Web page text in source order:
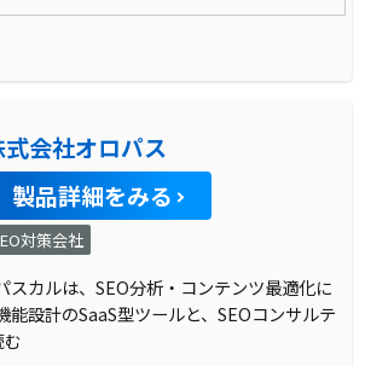
会社オロパス
製品詳細をみる
対策会社
スカルは、SEO分析・コンテンツ最適化に
能設計のSaaS型ツールと、SEOコンサルテ
む